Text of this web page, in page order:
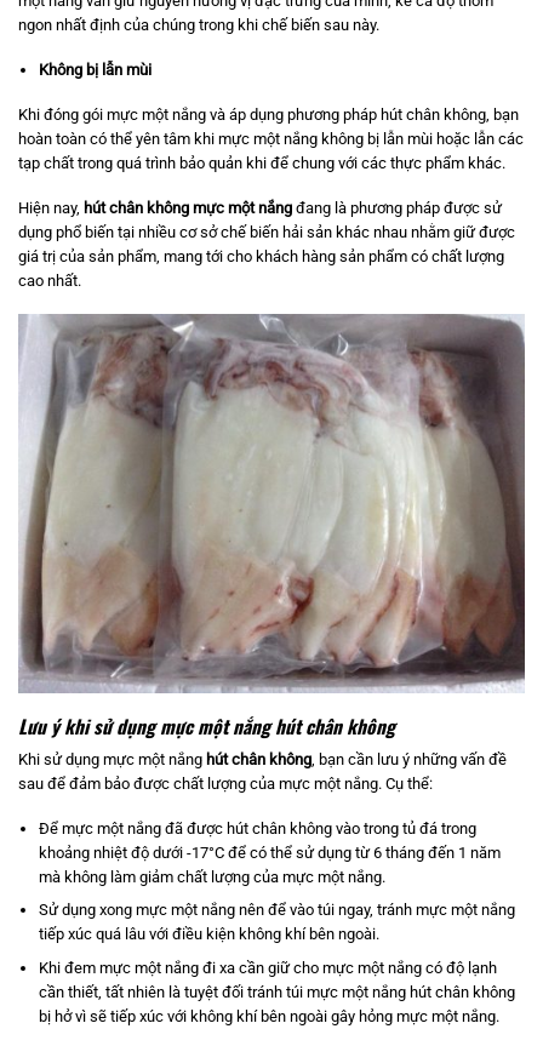
ngon nhất định của chúng trong khi chế biến sau này.
Không bị lẫn mùi
Khi đóng gói mực một nắng và áp dụng phương pháp hút chân không, bạn
hoàn toàn có thể yên tâm khi mực một nắng không bị lẫn mùi hoặc lẫn các
tạp chất trong quá trình bảo quản khi để chung với các thực phẩm khác.
Hiện nay, hút chân không mực một nắng đang là phương pháp được sử
dụng phổ biến tại nhiều cơ sở chế biến hải sản khác nhau nhằm giữ được
giá trị của sản phẩm, mang tới cho khách hàng sản phẩm có chất lượng
cao nhất.
Lưu ý khi sử dụng mực một nắng hút chân không
Khi sử dụng mực một nắng hút chân không , bạn cần lưu ý những vấn đề
sau để đảm bảo được chất lượng của mực một nắng. Cụ thể:
Để mực một nắng đã được hút chân không vào trong tủ đá trong
khoảng nhiệt độ dưới -17°C để có thể sử dụng từ 6 tháng đến 1 năm
mà không làm giảm chất lượng của mực một nắng.
Sử dụng xong mực một nắng nên để vào túi ngay, tránh mực một nắng
tiếp xúc quá lâu với điều kiện không khí bên ngoài.
Khi đem mực một nắng đi xa cần giữ cho mực một nắng có độ lạnh
cần thiết, tất nhiên là tuyệt đối tránh túi mực một nắng hút chân không
bị hở vì sẽ tiếp xúc với không khí bên ngoài gây hỏng mực một nắng.